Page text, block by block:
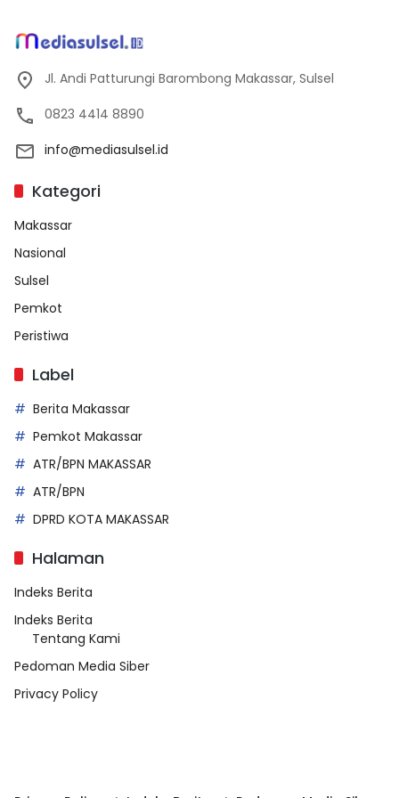
Jl. Andi Patturungi Barombong Makassar, Sulsel
0823 4414 8890
info@mediasulsel.id
Kategori
Makassar
Nasional
Sulsel
Pemkot
Peristiwa
Label
Berita Makassar
Pemkot Makassar
ATR/BPN MAKASSAR
ATR/BPN
DPRD KOTA MAKASSAR
Halaman
Indeks Berita
Indeks Berita
Tentang Kami
Pedoman Media Siber
Privacy Policy